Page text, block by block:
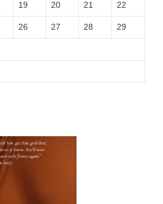
19 20 21 22
26 27 28 29